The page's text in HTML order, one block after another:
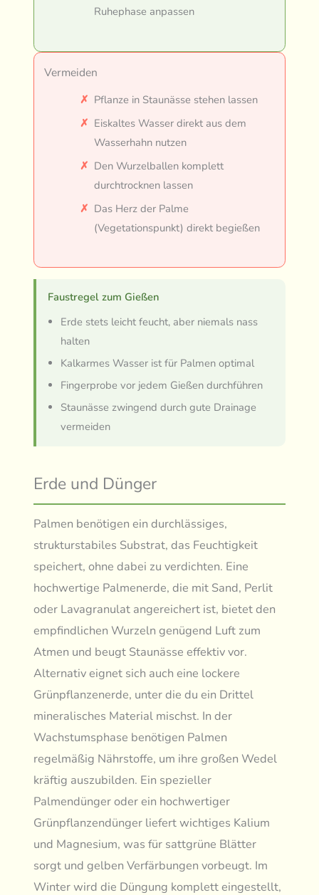
Ruhephase anpassen
Vermeiden
Pflanze in Staunässe stehen lassen
Eiskaltes Wasser direkt aus dem
Wasserhahn nutzen
Den Wurzelballen komplett
durchtrocknen lassen
Das Herz der Palme
(Vegetationspunkt) direkt begießen
Faustregel zum Gießen
Erde stets leicht feucht, aber niemals nass
halten
Kalkarmes Wasser ist für Palmen optimal
Fingerprobe vor jedem Gießen durchführen
Staunässe zwingend durch gute Drainage
vermeiden
Erde und Dünger
Palmen benötigen ein durchlässiges,
strukturstabiles Substrat, das Feuchtigkeit
speichert, ohne dabei zu verdichten. Eine
hochwertige Palmenerde, die mit Sand, Perlit
oder Lavagranulat angereichert ist, bietet den
empfindlichen Wurzeln genügend Luft zum
Atmen und beugt Staunässe effektiv vor.
Alternativ eignet sich auch eine lockere
Grünpflanzenerde, unter die du ein Drittel
mineralisches Material mischst. In der
Wachstumsphase benötigen Palmen
regelmäßig Nährstoffe, um ihre großen Wedel
kräftig auszubilden. Ein spezieller
Palmendünger oder ein hochwertiger
Grünpflanzendünger liefert wichtiges Kalium
und Magnesium, was für sattgrüne Blätter
sorgt und gelben Verfärbungen vorbeugt. Im
Winter wird die Düngung komplett eingestellt,